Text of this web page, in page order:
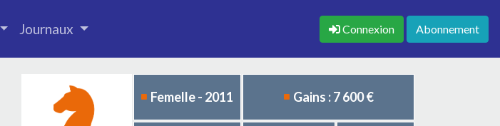
Journaux Connexion Abonnement
Femelle - 2011 Gains : 7 600 €